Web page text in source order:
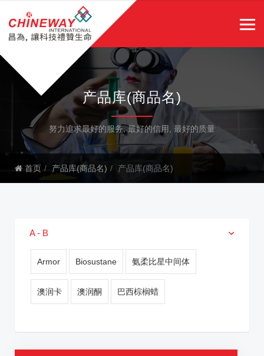
产品库(商品名)
努力追求最好的服务, 最好的信用, 最好的质量
首页 产品库(商品名) 产品库(商品名)
A - B
Armor Biosustane 氨柔比星中间体
澳润卡 澳润酮 巴西棕榈蜡